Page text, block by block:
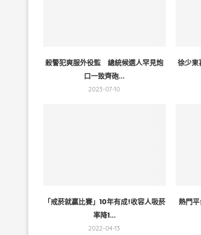
殺警犯爽服外役監 總統候選人罕見炮
口一致齊砲...
2023-07-10
徐少
「戒菸就贏比賽」10年有成!收容人吸菸
率降1...
2022-04-13
熱門